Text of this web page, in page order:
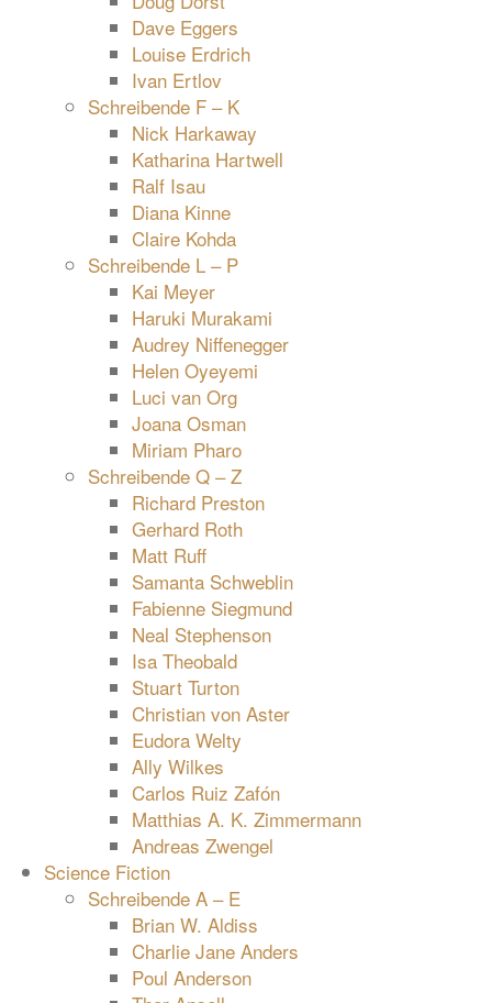
Dave Eggers
Louise Erdrich
Ivan Ertlov
Schreibende F – K
Nick Harkaway
Katharina Hartwell
Ralf Isau
Diana Kinne
Claire Kohda
Schreibende L – P
Kai Meyer
Haruki Murakami
Audrey Niffenegger
Helen Oyeyemi
Luci van Org
Joana Osman
Miriam Pharo
Schreibende Q – Z
Richard Preston
Gerhard Roth
Matt Ruff
Samanta Schweblin
Fabienne Siegmund
Neal Stephenson
Isa Theobald
Stuart Turton
Christian von Aster
Eudora Welty
Ally Wilkes
Carlos Ruiz Zafón
Matthias A. K. Zimmermann
Andreas Zwengel
Science Fiction
Schreibende A – E
Brian W. Aldiss
Charlie Jane Anders
Poul Anderson